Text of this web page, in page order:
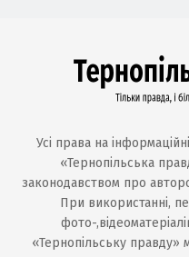
Усі права на
«Тернопільська
законодавством про
При використанні,
фото-
«Тернопільську правду»